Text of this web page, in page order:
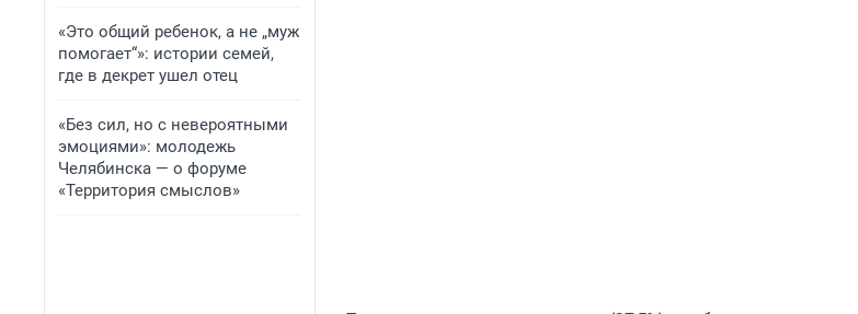
«Это общий ребенок, а не „муж
помогает“»: истории семей,
где в декрет ушел отец
«Без сил, но с невероятными
эмоциями»: молодежь
Челябинска — о форуме
«Территория смыслов»